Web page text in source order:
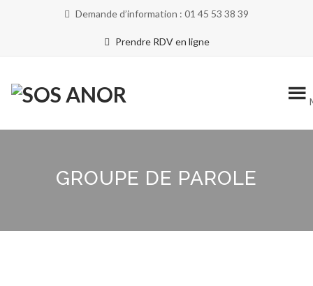
Demande d’information : 01 45 53 38 39
Prendre RDV en ligne
GROUPE DE PAROLE